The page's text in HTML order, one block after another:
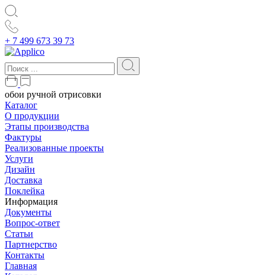
+ 7 499 673 39 73
обои ручной отрисовки
Каталог
О продукции
Этапы производства
Фактуры
Реализованные проекты
Услуги
Дизайн
Доставка
Поклейка
Информация
Документы
Вопрос-ответ
Статьи
Партнерство
Контакты
Главная